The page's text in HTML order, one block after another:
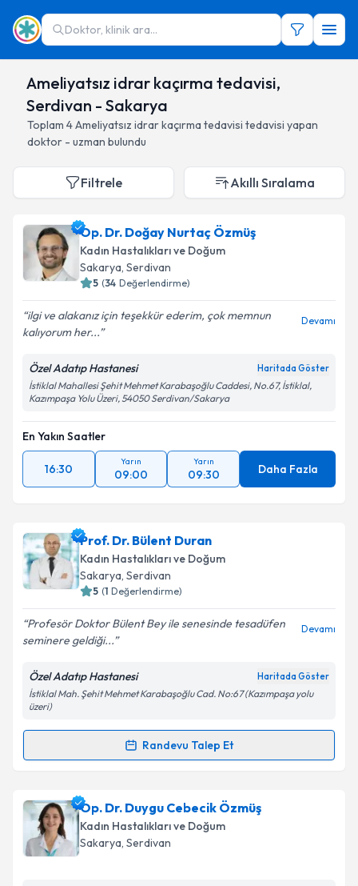
Doktor, klinik ara...
Ameliyatsız idrar kaçırma tedavisi,
Serdivan - Sakarya
Toplam 4Ameliyatsız idrar kaçırma tedavisi tedavisi yapan
doktor - uzman bulundu
Filtrele Akıllı Sıralama
Op. Dr. Doğay Nurtaç Özmüş
Kadın Hastalıkları ve Doğum
Sakarya, Serdivan
5 (34 Değerlendirme)
ilgi ve alakanız için teşekkür ederim, çok memnun
kalıyorum her...
Devamı
Özel Adatıp Hastanesi Haritada Göster
İstiklal Mahallesi Şehit Mehmet Karabaşoğlu Caddesi, No.67, İstiklal,
Kazımpaşa Yolu Üzeri, 54050 Serdivan/Sakarya
En Yakın Saatler
16:30
Yarın
09:00
Yarın
09:30 Daha Fazla
Prof. Dr. Bülent Duran
Kadın Hastalıkları ve Doğum
Sakarya, Serdivan
5 (1 Değerlendirme)
Profesör Doktor Bülent Bey ile senesinde tesadüfen
seminere geldiği...
Devamı
Özel Adatıp Hastanesi Haritada Göster
İstiklal Mah. Şehit Mehmet Karabaşoğlu Cad. No:67 (Kazımpaşa yolu
üzeri)
Randevu Talep Et
Randevu Takvimi Talebi
Prof. Dr. Bülent Duraniçin randevu takvimi talebi
oluşturun. Size bu uzmandan randevu almanız için bir
takvim hazırlandığında e-posta ile bilgilendireceğiz.
Op. Dr. Duygu Cebecik Özmüş
Kadın Hastalıkları ve Doğum
Sakarya, Serdivan